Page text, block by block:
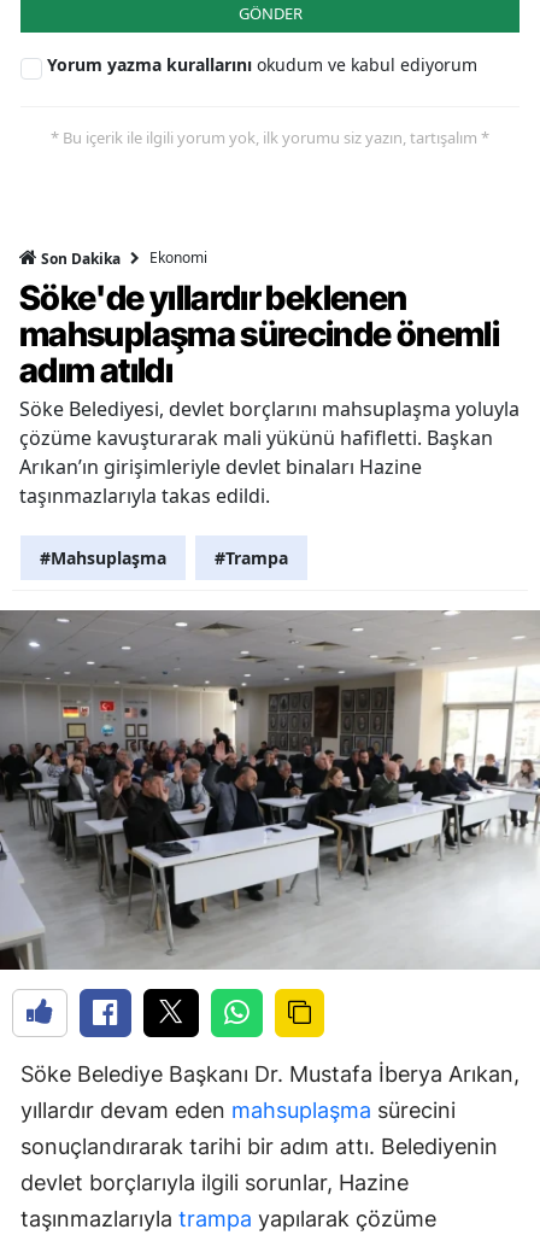
GÖNDER
Yorum yazma kurallarını okudum ve kabul ediyorum
* Bu içerik ile ilgili yorum yok, ilk yorumu siz yazın, tartışalım *
Son Dakika Ekonomi
Söke'de yıllardır beklenen
mahsuplaşma sürecinde önemli
adım atıldı
Söke Belediyesi, devlet borçlarını mahsuplaşma yoluyla
çözüme kavuşturarak mali yükünü hafifletti. Başkan
Arıkan’ın girişimleriyle devlet binaları Hazine
taşınmazlarıyla takas edildi.
#Mahsuplaşma #Trampa
Söke Belediye Başkanı Dr. Mustafa İberya Arıkan,
yıllardır devam eden mahsuplaşma sürecini
sonuçlandırarak tarihi bir adım attı. Belediyenin
devlet borçlarıyla ilgili sorunlar, Hazine
taşınmazlarıyla trampa yapılarak çözüme